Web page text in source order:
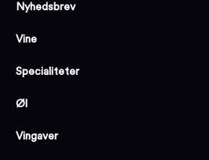
Nyhedsbrev
Vine
Specialiteter
Øl
Vingaver